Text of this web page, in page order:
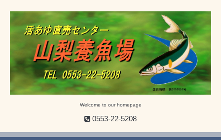
Welcome to our homepage
0553-22-5208